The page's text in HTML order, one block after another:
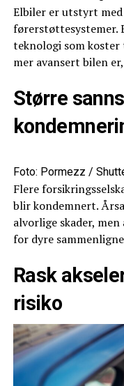
Elbiler er utstyrt med
førerstøttesystemer.
teknologi som koster
mer avansert bilen
Større
Foto: Pormezz /
Flere
blir kondemnert.
alvorlige skader,
for dyre
Rask
risiko